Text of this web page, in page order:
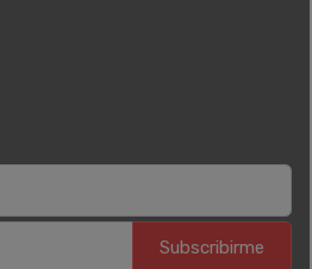
Subscribirme